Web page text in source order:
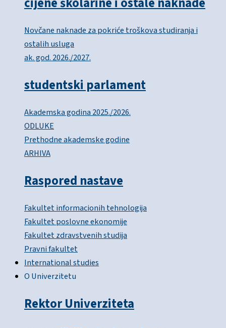
Novčane naknade za pokriće troškova studiranja i
ostalih usluga
ak. god. 2026./2027.
studentski parlament
Akademska godina 2025./2026.
ODLUKE
Prethodne akademske godine
ARHIVA
Raspored nastave
Fakultet informacionih tehnologija
Fakultet poslovne ekonomije
Fakultet zdravstvenih studija
Pravni fakultet
International studies
O Univerzitetu
Rektor Univerziteta